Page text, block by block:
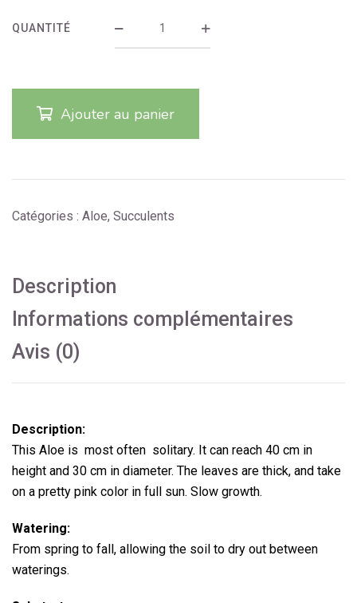
QUANTITÉ
Ajouter au panier
Catégories : Aloe, Succulents
Description
Informations complémentaires
Avis (0)
Description:
This Aloe is most often solitary. It can reach 40 cm in
height and 30 cm in diameter. The leaves are thick, and take
on a pretty pink color in full sun. Slow growth.
Watering:
From spring to fall, allowing the soil to dry out between
waterings.